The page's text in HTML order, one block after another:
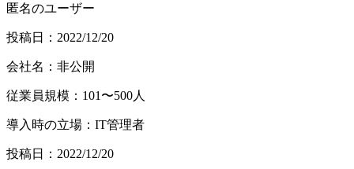
匿名のユーザー
投稿日：2022/12/20
会社名：非公開
従業員規模：101〜500人
導入時の立場：IT管理者
投稿日：2022/12/20